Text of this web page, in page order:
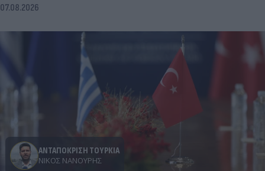
07.08.2026
ΑΝΤΑΠΟΚΡΙΣΗ ΤΟΥΡΚΙΑ
ΝΊΚΟΣ ΝΑΝΟΎΡΗΣ